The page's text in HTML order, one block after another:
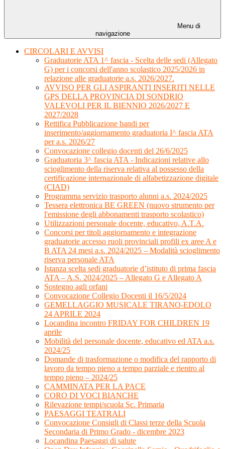
Menu di
navigazione
CIRCOLARI E AVVISI
Graduatorie ATA 1^ fascia - Scelta delle sedi (Allegato
G) per i concorsi dell'anno scolastico 2025/2026 in
relazione alle graduatorie a.s. 2026/2027.
AVVISO PER GLI ASPIRANTI INSERITI NELLE
GPS DELLA PROVINCIA DI SONDRIO
VALEVOLI PER IL BIENNIO 2026/2027 E
2027/2028
Rettifica Pubblicazione bandi per
inserimento/aggiornamento graduatoria I^ fascia ATA
per a.s. 2026/27
Convocazione collegio docenti del 26/6/2025
Graduatoria 3^ fascia ATA - Indicazioni relative allo
scioglimento della riserva relativa al possesso della
certificazione internazionale di alfabetizzazione digitale
(CIAD)
Programma servizio trasporto alunni a.s. 2024/2025
Tessera elettronica BE GREEN (nuovo strumento per
l'emissione degli abbonamenti trasporto scolastico)
Utilizzazioni personale docente, educativo, A.T.A.
Concorsi per titoli aggiornamento e integrazione
graduatorie accesso ruoli provinciali profili ex aree A e
B ATA 24 mesi a.s. 2024/2025 – Modalità scioglimento
riserva personale ATA
Istanza scelta sedi graduatorie d’istituto di prima fascia
ATA – A.S. 2024/2025 – Allegato G e Allegato A
Sostegno agli orfani
Convocazione Collegio Docenti il 16/5/2024
GEMELLAGGIO MUSICALE TIRANO-EDOLO
24 APRILE 2024
Locandina incontro FRIDAY FOR CHILDREN 19
aprile
Mobilità del personale docente, educativo ed ATA a.s.
2024/25
Domande di trasformazione o modifica del rapporto di
lavoro da tempo pieno a tempo parziale e rientro al
tempo pieno – 2024/25
CAMMINATA PER LA PACE
CORO DI VOCI BIANCHE
Rilevazione tempi/scuola Sc. Primaria
PAESAGGI TEATRALI
Convocazione Consigli di Classi terze della Scuola
Secondaria di Primo Grado - dicembre 2023
Locandina Paesaggi di salute